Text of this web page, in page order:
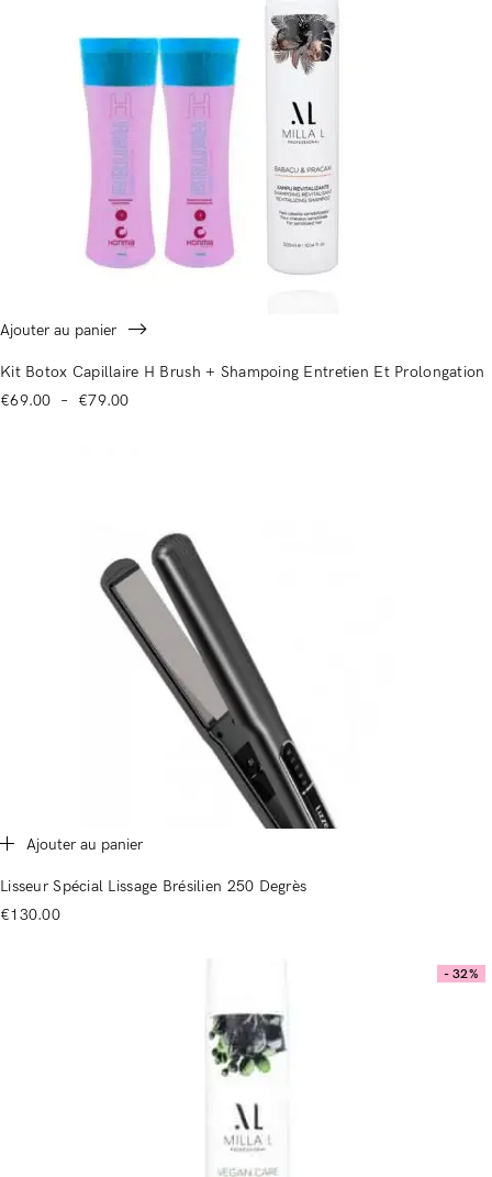
Ajouter au panier
Kit Botox Capillaire H Brush + Shampoing Entretien Et Prolongation
€69.00 – €79.00
Ajouter au panier
Lisseur Spécial Lissage Brésilien 250 Degrès
€130.00
- 32%